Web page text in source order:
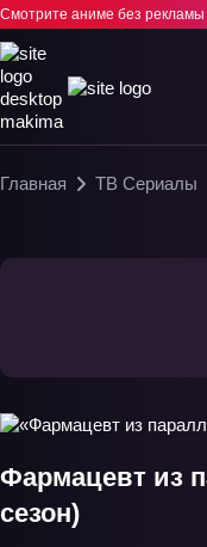
Смотрите аниме без рекламы
Главная ТВ Сериалы
Фармацевт из
сезон)